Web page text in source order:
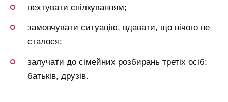
нехтувати спілкуванням;
замовчувати ситуацію, вдавати, що нічого не
сталося;
залучати до сімейних розбирань третіх осіб:
батьків, друзів.